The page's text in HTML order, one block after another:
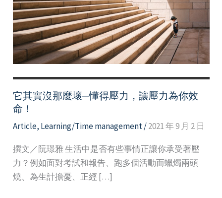
它其實沒那麼壞─懂得壓力，讓壓力為你效
命！
Article, Learning/Time management/2021 年 9 月 2 日
撰文／阮璟雅 生活中是否有些事情正讓你承受著壓
力？例如面對考試和報告、跑多個活動而蠟燭兩頭
燒、為生計擔憂、正經 […]